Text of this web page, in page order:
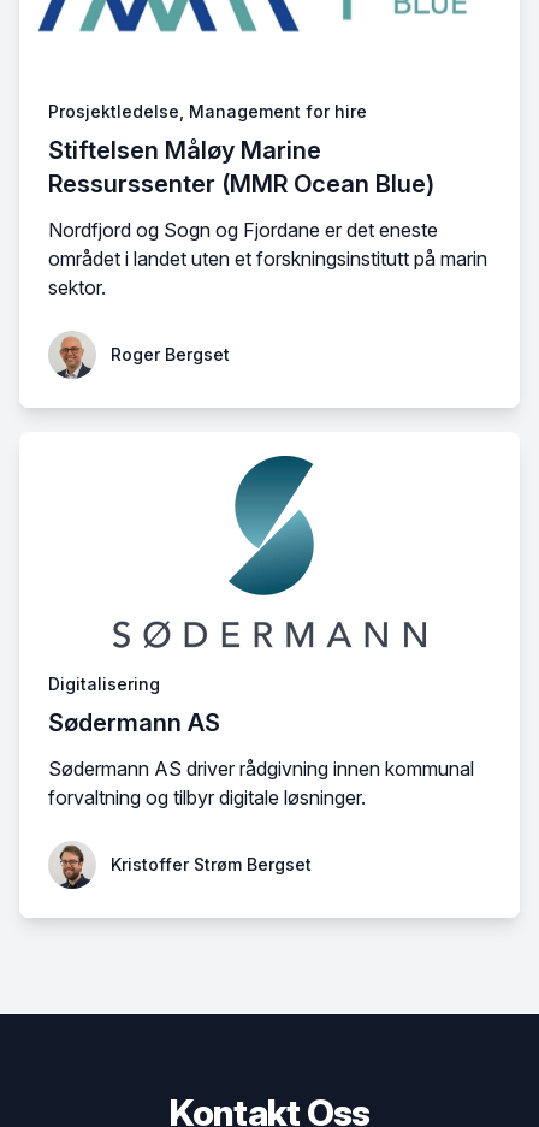
Prosjektledelse, Management for hire
Stiftelsen Måløy Marine
Ressurssenter (MMR Ocean Blue)
Nordfjord og Sogn og Fjordane er det eneste
området i landet uten et forskningsinstitutt på marin
sektor.
Roger BergsetRoger Bergset
Digitalisering
Sødermann AS
Sødermann AS driver rådgivning innen kommunal
forvaltning og tilbyr digitale løsninger.
Kristoffer Strøm Bergset
Kristoffer Strøm Bergset
Kontakt Oss